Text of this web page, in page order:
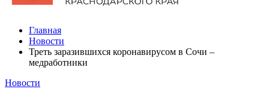
Главная
Новости
Треть заразившихся коронавирусом в Сочи –
медработники
Новости